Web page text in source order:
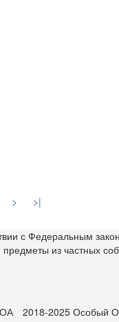
> >|
с Федеральным
из частных
2018-2025 Особый